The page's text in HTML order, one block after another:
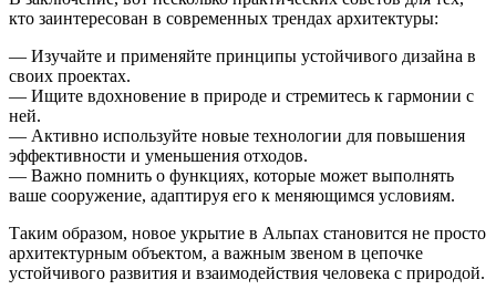
кто заинтересован в современных трендах архитектуры:
— Изучайте и применяйте принципы устойчивого дизайна в
своих проектах.
— Ищите вдохновение в природе и стремитесь к гармонии с
ней.
— Активно используйте новые технологии для повышения
эффективности и уменьшения отходов.
— Важно помнить о функциях, которые может выполнять
ваше сооружение, адаптируя его к меняющимся условиям.
Таким образом, новое укрытие в Альпах становится не просто
архитектурным объектом, а важным звеном в цепочке
устойчивого развития и взаимодействия человека с природой.